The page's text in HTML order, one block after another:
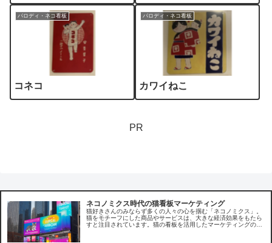
パロディ・ネコ看板
コネコ
パロディ・ネコ看板
カワイねこ
PR
ネコノミクス時代の猫看板マーケティング
猫好きさんのみならず多くの人々の心を掴む「ネコノミクス」。
猫をモチーフにした商品やサービスは、大きな経済効果をもたら
すと注目されています。猫の看板を活用したマーケティングの事